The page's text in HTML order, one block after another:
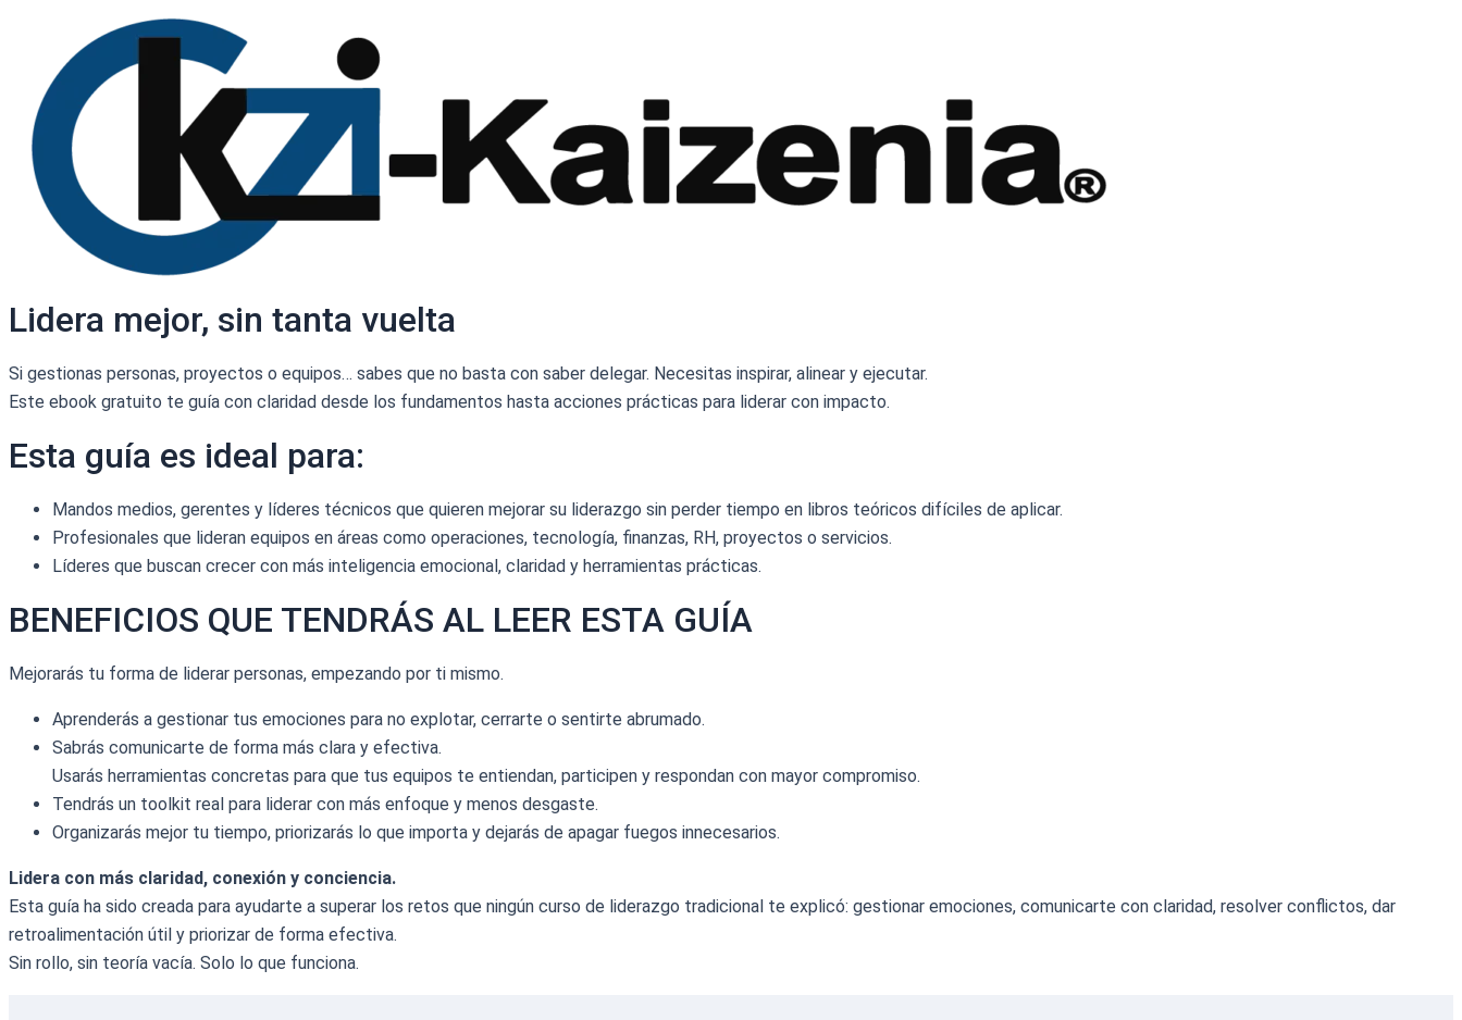
Lidera mejor, sin tanta vuelta
Si gestionas personas, proyectos o equipos… sabes que no basta con saber delegar. Necesitas inspirar, alinear y ejecutar.
Este ebook gratuito te guía con claridad desde los fundamentos hasta acciones prácticas para liderar con impacto.
Esta guía es ideal para:
Mandos medios, gerentes y líderes técnicos que quieren mejorar su liderazgo sin perder tiempo en libros teóricos difíciles de aplicar.
Profesionales que lideran equipos en áreas como operaciones, tecnología, finanzas, RH, proyectos o servicios.
Líderes que buscan crecer con más inteligencia emocional, claridad y herramientas prácticas.
BENEFICIOS QUE TENDRÁS AL LEER ESTA GUÍA
Mejorarás tu forma de liderar personas, empezando por ti mismo.
Aprenderás a gestionar tus emociones para no explotar, cerrarte o sentirte abrumado.
Sabrás comunicarte de forma más clara y efectiva.
Usarás herramientas concretas para que tus equipos te entiendan, participen y respondan con mayor compromiso.
Tendrás un toolkit real para liderar con más enfoque y menos desgaste.
Organizarás mejor tu tiempo, priorizarás lo que importa y dejarás de apagar fuegos innecesarios.
Lidera con más claridad, conexión y conciencia.
Esta guía ha sido creada para ayudarte a superar los retos que ningún curso de liderazgo tradicional te explicó: gestionar emociones, comunicarte con claridad, resolver conflictos, dar
retroalimentación útil y priorizar de forma efectiva.
Sin rollo, sin teoría vacía. Solo lo que funciona.